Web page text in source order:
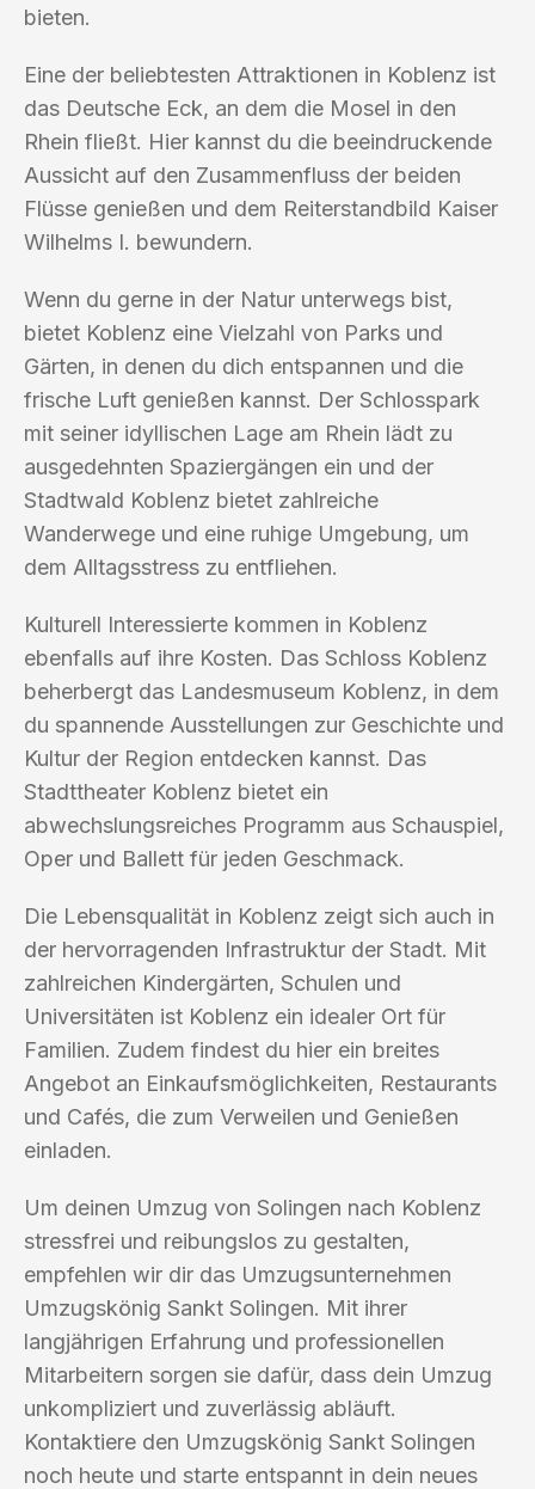
bieten.
Eine der beliebtesten Attraktionen in Koblenz ist
das Deutsche Eck, an dem die Mosel in den
Rhein fließt. Hier kannst du die beeindruckende
Aussicht auf den Zusammenfluss der beiden
Flüsse genießen und dem Reiterstandbild Kaiser
Wilhelms I. bewundern.
Wenn du gerne in der Natur unterwegs bist,
bietet Koblenz eine Vielzahl von Parks und
Gärten, in denen du dich entspannen und die
frische Luft genießen kannst. Der Schlosspark
mit seiner idyllischen Lage am Rhein lädt zu
ausgedehnten Spaziergängen ein und der
Stadtwald Koblenz bietet zahlreiche
Wanderwege und eine ruhige Umgebung, um
dem Alltagsstress zu entfliehen.
Kulturell Interessierte kommen in Koblenz
ebenfalls auf ihre Kosten. Das Schloss Koblenz
beherbergt das Landesmuseum Koblenz, in dem
du spannende Ausstellungen zur Geschichte und
Kultur der Region entdecken kannst. Das
Stadttheater Koblenz bietet ein
abwechslungsreiches Programm aus Schauspiel,
Oper und Ballett für jeden Geschmack.
Die Lebensqualität in Koblenz zeigt sich auch in
der hervorragenden Infrastruktur der Stadt. Mit
zahlreichen Kindergärten, Schulen und
Universitäten ist Koblenz ein idealer Ort für
Familien. Zudem findest du hier ein breites
Angebot an Einkaufsmöglichkeiten, Restaurants
und Cafés, die zum Verweilen und Genießen
einladen.
Um deinen Umzug von Solingen nach Koblenz
stressfrei und reibungslos zu gestalten,
empfehlen wir dir das Umzugsunternehmen
Umzugskönig Sankt Solingen. Mit ihrer
langjährigen Erfahrung und professionellen
Mitarbeitern sorgen sie dafür, dass dein Umzug
unkompliziert und zuverlässig abläuft.
Kontaktiere den Umzugskönig Sankt Solingen
noch heute und starte entspannt in dein neues